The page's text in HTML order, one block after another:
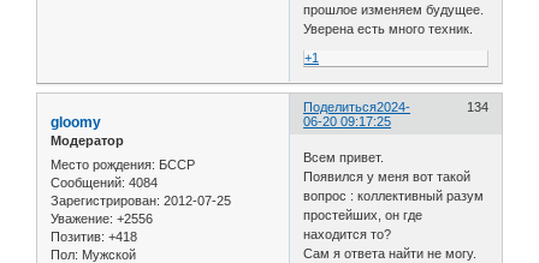
прошлое изменяем будущее.
Уверена есть много техник.
+1
Поделиться 134
2024-
06-20 09:17:25
gloomy
Модератор
Место рождения: БССР
Сообщений: 4084
Зарегистрирован: 2012-07-25
Уважение: +2556
Позитив: +418
Пол: Мужской
Всем привет.
Появился у меня вот такой
вопрос : коллективный разум
простейших, он где
находится то?
Сам я ответа найти не могу.